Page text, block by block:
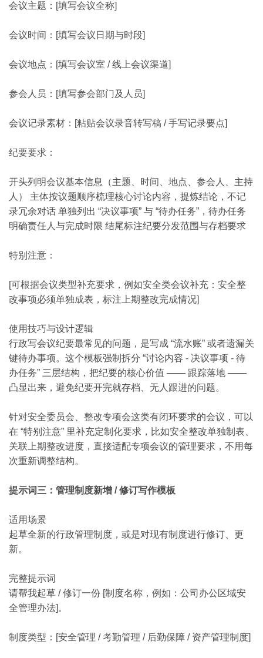
会议主题：[填写会议全称]
会议时间：[填写会议日期与时段]
会议地点：[填写会议室 / 线上会议渠道]
参会人员：[填写参会部门及人员]
会议记录素材：[粘贴会议录音转写稿 / 手写记录要点]
纪要要求：
开头列明会议基本信息（主题、时间、地点、参会人、主持
人） 主体按议题顺序梳理核心讨论内容，提炼结论，不记
录冗余对话 单独列出 “决议事项” 与 “待办任务”，待办任务
明确责任人与完成时限 结尾标注纪要分发范围与存档要求
特别注意：
[可根据会议类型补充要求，例如安全类会议补充：安全整
改事项必须单独成表，标注上期整改完成情况]
使用技巧与设计逻辑
行政写会议纪要最常见的问题，是写成 “流水账” 或者遗漏关
键待办事项。这个模板强制拆分 “讨论内容 - 决议事项 - 待
办任务” 三层结构，把纪要的核心价值 —— 跟踪落地 ——
凸显出来，避免纪要开完就存档、无人跟进的问题。
针对安全委员会、整改专项会这类有闭环要求的会议，可以
在 “特别注意” 里补充定制化要求，比如安全整改单独制表、
关联上期整改进度，直接适配专项会议的管理要求，不用每
次重新调整结构。
提示词三：管理制度新增 / 修订写作模板
适用场景
起草全新的行政管理制度，或是对现有制度进行修订、更
新。
完整提示词
请帮我起草 / 修订一份 [制度名称，例如：公司办公区域安
全管理办法]。
制度类型：[安全管理 / 考勤管理 / 后勤保障 / 资产管理制度]